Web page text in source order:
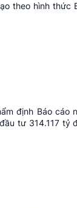
theo hình thức
định Báo cáo
tư 314.117 tỷ